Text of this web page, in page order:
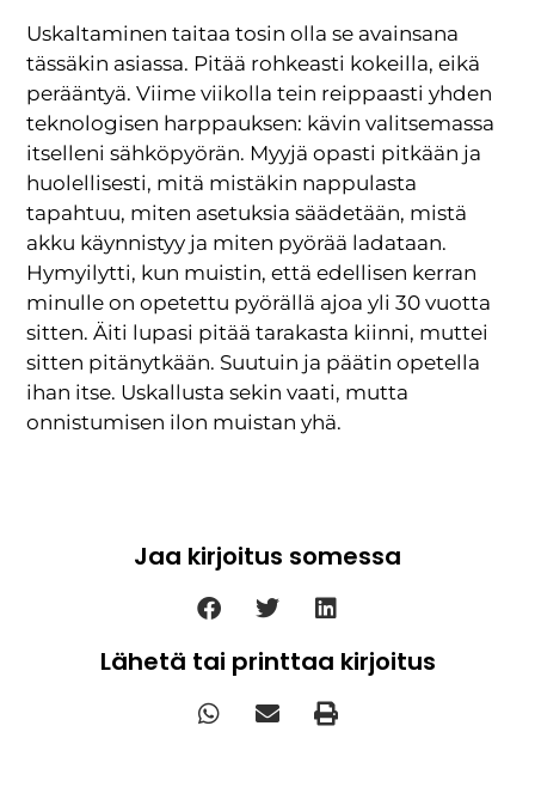
Uskaltaminen taitaa tosin olla se avainsana
tässäkin asiassa. Pitää rohkeasti kokeilla, eikä
perääntyä. Viime viikolla tein reippaasti yhden
teknologisen harppauksen: kävin valitsemassa
itselleni sähköpyörän. Myyjä opasti pitkään ja
huolellisesti, mitä mistäkin nappulasta
tapahtuu, miten asetuksia säädetään, mistä
akku käynnistyy ja miten pyörää ladataan.
Hymyilytti, kun muistin, että edellisen kerran
minulle on opetettu pyörällä ajoa yli 30 vuotta
sitten. Äiti lupasi pitää tarakasta kiinni, muttei
sitten pitänytkään. Suutuin ja päätin opetella
ihan itse. Uskallusta sekin vaati, mutta
onnistumisen ilon muistan yhä.
Jaa kirjoitus somessa
Lähetä tai printtaa kirjoitus